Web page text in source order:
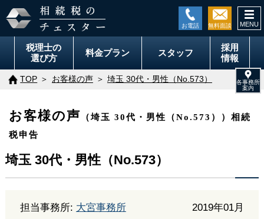
税理士の
選び方
料金プラン スタッフ
採用
情報
TOP お客様の声 埼玉 30代・男性（No.573）
お客様の声
（埼玉 30代・男性（No.573））相続
税申告
埼玉 30代・男性（No.573）
担当事務所: 大宮事務所
2019年01月